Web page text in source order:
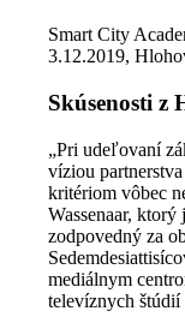
Smart City
3.12.2019,
Skúsenosti z
„Pri udeľovaní
víziou
kritériom vôbec
Wassenaar,
zodpovedný za
mediálnym
televíznych štúdií